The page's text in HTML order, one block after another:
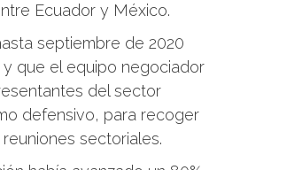
Ecuador y México.
septiembre de 2020
que el equipo negociador
del sector
defensivo, para recoger
sectoriales.